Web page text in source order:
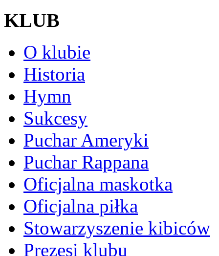
KLUB
O klubie
Historia
Hymn
Sukcesy
Puchar Ameryki
Puchar Rappana
Oficjalna maskotka
Oficjalna piłka
Stowarzyszenie kibiców
Prezesi klubu